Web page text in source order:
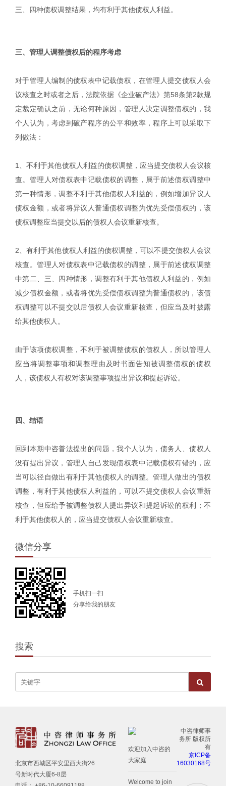
三、四种债权调整结果，均有利于其他债权人利益。
三、管理人调整债权后的程序考虑
对于管理人编制的债权表中记载债权，在管理人提交债权人会
议核查之时或者之后，法院依据《企业破产法》第58条第2款规
定裁定确认之前，无论何种原因，管理人决定调整债权的，我
个人认为，考虑到破产程序的公平和效率，程序上可以采取下
列做法：
1、不利于其他债权人利益的债权调整，应当提交债权人会议核
查。管理人对债权表中记载债权的调整，属于前述债权调整中
第一种情形，调整不利于其他债权人利益的，例如增加异议人
债权金额，或者将异议人普通债权调整为优先受偿债权的，该
债权调整应当提交以后的债权人会议重新核查。
2、有利于其他债权人利益的债权调整，可以不提交债权人会议
核查。管理人对债权表中记载债权的调整，属于前述债权调整
中第二、三、四种情形，调整有利于其他债权人利益的，例如
减少债权金额，或者将优先受偿债权调整为普通债权的，该债
权调整可以不提交以后债权人会议重新核查，但应当及时披露
给其他债权人。
由于该项债权调整，不利于被调整债权的债权人，所以管理人
应当将调整事项和调整理由及时书面告知被调整债权的债权
人，该债权人有权对该调整事项提出异议和提起诉讼。
四、结语
回到本期中咨普法提出的问题，我个人认为，债务人、债权人
没有提出异议，管理人自己发现债权表中记载债权有错的，应
当可以径自做出有利于其他债权人的调整。管理人做出的债权
调整，有利于其他债权人利益的，可以不提交债权人会议重新
核查，但应给予被调整债权人提出异议和提起诉讼的权利；不
利于其他债权人的，应当提交债权人会议重新核查。
微信分享
手机扫一扫
分享给我的朋友
搜索
北京市西城区平安里西大街26
号新时代大厦6-8层
欢迎加入中咨的
大家庭
Welcome to join
中咨律师事
务所 版权所
有
京ICP备
16030168号